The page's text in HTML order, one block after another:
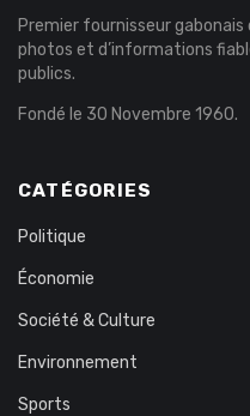
Premier fournisseur gabonais
photos et d’informations
publics.
Fondé le 30 Novembre 1960.
CATÉGORIES
Politique
Économie
Société & Culture
Environnement
Sports